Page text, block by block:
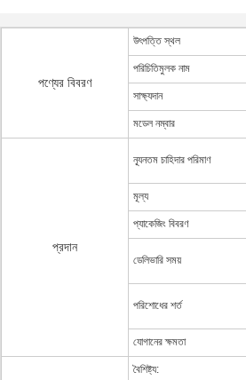
পণ্যের বিবরণ
উৎপত্তি স্থল
পরিচিতিমুলক নাম
সাক্ষ্যদান
মডেল নম্বার
প্রদান
ন্যূনতম চাহিদার পরিমাণ
মূল্য
প্যাকেজিং বিবরণ
ডেলিভারি সময়
পরিশোধের শর্ত
যোগানের ক্ষমতা
বৈশিষ্ট্য: